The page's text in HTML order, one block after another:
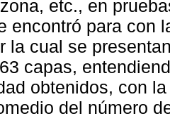
etc., en
encontró para con
la cual se
capas,
obtenidos, con
del número